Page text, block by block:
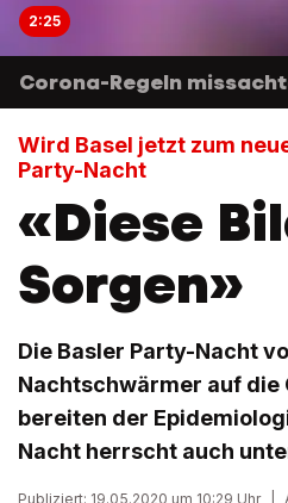
2:25
Corona-Regeln
Wird Basel jetzt zum
Party-Nacht
«Diese
Sorgen»
Die Basler Party-Nacht
Nachtschwärmer auf die
bereiten der
Nacht herrscht auch
Publiziert: 19.05.2020 um 10:29 Uhr